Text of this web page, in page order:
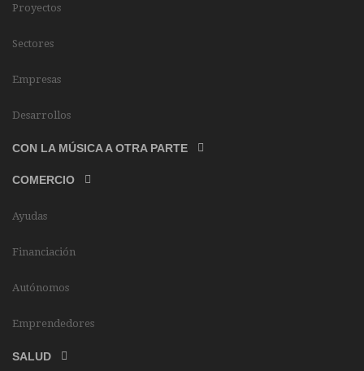
Proyectos
Sectores
Empresas
Desarrollos
CON LA MÚSICA A OTRA PARTE
COMERCIO
Ayudas
Financiación
Autónomos
Emprendedores
SALUD